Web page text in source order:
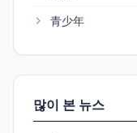
青少年
많이 본 뉴스